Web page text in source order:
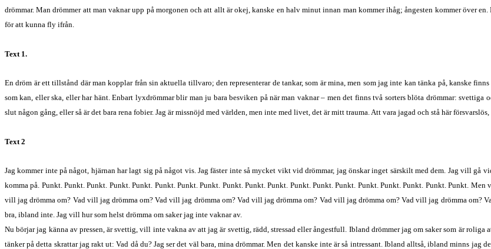
drömmar. Man drömmer att man vaknar upp på morgonen och att allt är okej, kanske en halv minut innan man kommer ihåg; ångesten kommer över
för att kunna fly ifrån.
Text 1.
En dröm är ett tillstånd där man kopplar från sin aktuella tillvaro; den representerar de tankar, som är mina, men som jag inte kan tänka på, kanske
som kan, eller ska, ellerharhänt. Enbart lyxdrömmar blir man ju bara besviken på när man vaknar – men det finns två sorters blöta drömmar:
slut någon gång, eller så är det bara rena fobier. Jag är missnöjd med världen, men inte med livet, det är mitt trauma. Att vara jagad och stå här försvarslös,
Text 2
Jag kommer inte på något, hjärnan har lagt sig på något vis. Jag fäster inte så mycket vikt vid drömmar, jag önskar inget särskilt med dem. Jag vill gå
komma på. Punkt. Punkt. Punkt. Punkt. Punkt. Punkt. Punkt. Punkt. Punkt. Punkt. Punkt. Punkt. Punkt. Punkt. Punkt. Punkt. Punkt. Punkt. Punkt.
vill jag drömma om? Vad vill jag drömma om? Vad vill jag drömma om? Vad vill jag drömma om? Vad vill jag drömma om? Vad vill jag drömma om?
bra, ibland inte. Jag vill hur som helst drömma om saker jag inte vaknar av.
Nu börjar jag känna av pressen, är svettig, vill inte vakna av att jag är svettig, rädd, stressad eller ångestfull. Ibland drömmer jag om saker som är
tänker på detta skrattar jag rakt ut: Vad då du? Jag ser det väl bara, mina drömmar. Men det kanske inte är så intressant. Ibland alltså, ibland minns jag